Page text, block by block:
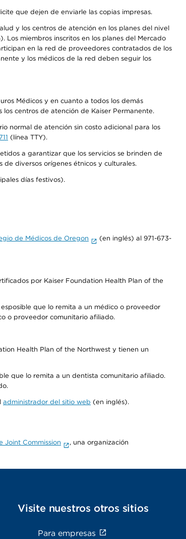
que dejen de enviarle las copias impresas.
y los centros de atención en los planes del nivel
Los miembros inscritos en los planes del Mercado
en la red de proveedores contratados de los
y los médicos de la red deben seguir los
Médicos y en cuanto a todos los demás
centros de atención de Kaiser Permanente.
normal de atención sin costo adicional para los
(línea TTY).
a garantizar que los servicios se brinden de
diversos orígenes étnicos y culturales.
días festivos).
de Médicos de Oregon
(en inglés) al 971-673-
por Kaiser Foundation Health Plan of the
que lo remita a un médico o proveedor
o proveedor comunitario afiliado.
Health Plan of the Northwest y tienen un
que lo remita a un dentista comunitario afiliado.
administrador del sitio web (en inglés).
Joint Commission
, una organización
Visite nuestros otros sitios
Para empresas